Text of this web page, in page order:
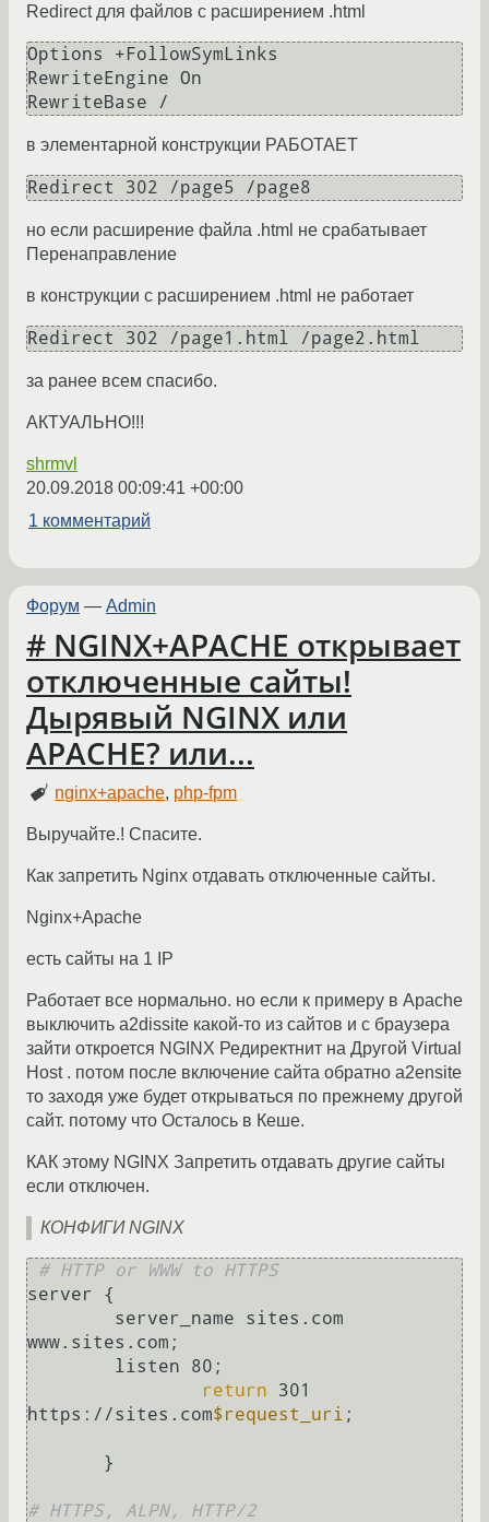
Redirect для файлов c расширением .html
Options +FollowSymLinks
RewriteEngine On
в элементарной конструкции РАБОТАЕТ
Redirect 302 /page5 /page8
но если расширение файла .html не срабатывает
Перенаправление
в конструкции с расширением .html не работает
Redirect 302 /page1.html /page2.html
за ранее всем спасибо.
АКТУАЛЬНО!!!
shrmvl
20.09.2018 00:09:41 +00:00
1 комментарий
Форум — Admin
# NGINX+APACHE открывает
отключенные сайты!
Дырявый NGINX или
APACHE? или...
nginx+apache, php-fpm
Выручайте.! Спасите.
Как запретить Nginx отдавать отключенные сайты.
Nginx+Apache
есть сайты на 1 IP
Работает все нормально. но если к примеру в Apache
выключить a2dissite какой-то из сайтов и с браузера
зайти откроется NGINX Редиректнит на Другой Virtual
Host . потом после включение сайта обратно a2ensite
то заходя уже будет открываться по прежнему другой
сайт. потому что Осталось в Кеше.
КАК этому NGINX Запретить отдавать другие сайты
если отключен.
КОНФИГИ NGINX
# HTTP or WWW to HTTPS
server {
www.sites.com;
return 301
https://sites.com$request_uri ;
# HTTPS, ALPN, HTTP/2